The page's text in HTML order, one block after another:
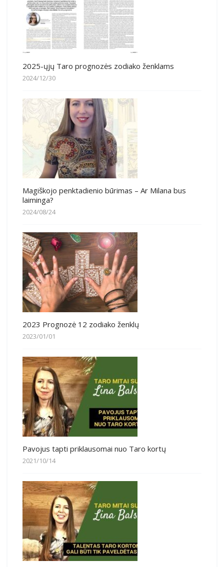
2025-ųjų Taro prognozės zodiako ženklams
2024/12/30
Magiškojo penktadienio būrimas – Ar Milana bus
laiminga?
2024/08/24
2023 Prognozė 12 zodiako ženklų
2023/01/01
Pavojus tapti priklausomai nuo Taro kortų
2021/10/14